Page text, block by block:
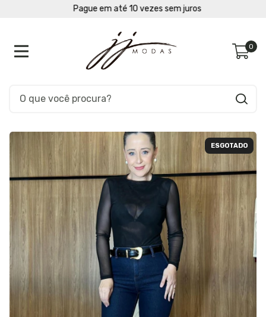
Pague em até 10 vezes sem juros
0
ESGOTADO